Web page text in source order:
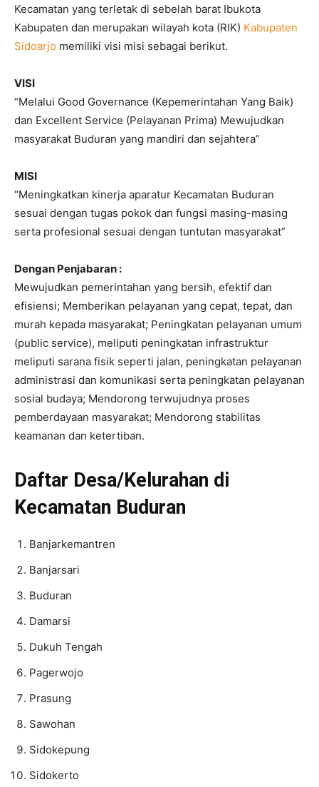
Kecamatan yang terletak di sebelah barat Ibukota
Kabupaten dan merupakan wilayah kota (RIK) Kabupaten
Sidoarjo memiliki visi misi sebagai berikut.
VISI
“Melalui Good Governance (Kepemerintahan Yang Baik)
dan Excellent Service (Pelayanan Prima) Mewujudkan
masyarakat Buduran yang mandiri dan sejahtera”
MISI
“Meningkatkan kinerja aparatur Kecamatan Buduran
sesuai dengan tugas pokok dan fungsi masing-masing
serta profesional sesuai dengan tuntutan masyarakat”
Dengan Penjabaran :
Mewujudkan pemerintahan yang bersih, efektif dan
efisiensi; Memberikan pelayanan yang cepat, tepat, dan
murah kepada masyarakat; Peningkatan pelayanan umum
(public service), meliputi peningkatan infrastruktur
meliputi sarana fisik seperti jalan, peningkatan pelayanan
administrasi dan komunikasi serta peningkatan pelayanan
sosial budaya; Mendorong terwujudnya proses
pemberdayaan masyarakat; Mendorong stabilitas
keamanan dan ketertiban.
Daftar Desa/Kelurahan di
Kecamatan Buduran
Banjarkemantren
Banjarsari
Buduran
Damarsi
Dukuh Tengah
Pagerwojo
Prasung
Sawohan
Sidokepung
Sidokerto